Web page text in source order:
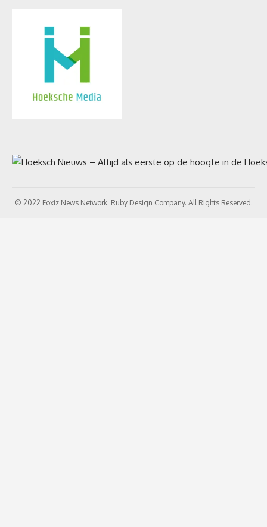
© 2022 Foxiz News Network. Ruby Design Company. All Rights Reserved.